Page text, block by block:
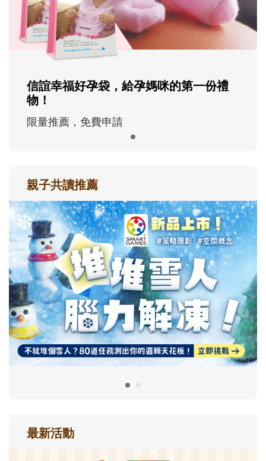
信誼幸福好孕袋，給孕媽咪的第一份禮
物！
限量推薦，免費申請
親子共讀推薦
最新活動